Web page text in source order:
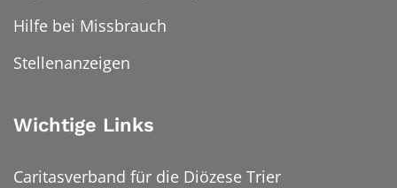
Hilfe bei Missbrauch
Stellenanzeigen
Wichtige Links
Caritasverband für die Diözese Trier